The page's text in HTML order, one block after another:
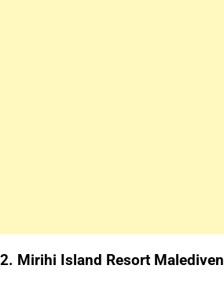
2. Mirihi Island Resort Malediven